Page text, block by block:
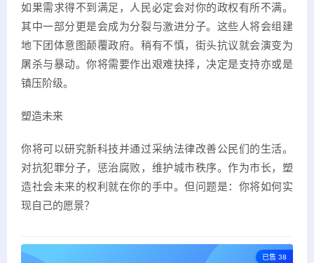
如果需求得不到满足，人民必定会对你的政权有所不满。
其中一部分更是会成为分裂与激进分子。这些人将会组建
地下团体意图颠覆政府。稍有不慎，街头抗议就会演变为
屠杀与暴动。你将需要作出艰难抉择，决定是支持亦或是
镇压阶级。
塑造未来
你将可以研究新科技并通过采纳法律改善公民们的生活。
对抗犯罪分子，惩治腐败，维护城市秩序。作为市长，塑
造社会未来的权利就在你的手中。但问题是：你将如何实
现自己的愿景？
已售 38